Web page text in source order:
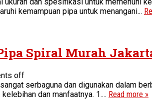
kemampuan pipa untuk menangani...
Spiral Murah
off
serbaguna dan digunakan dalam
dan manfaatnya. 1.... Read more »